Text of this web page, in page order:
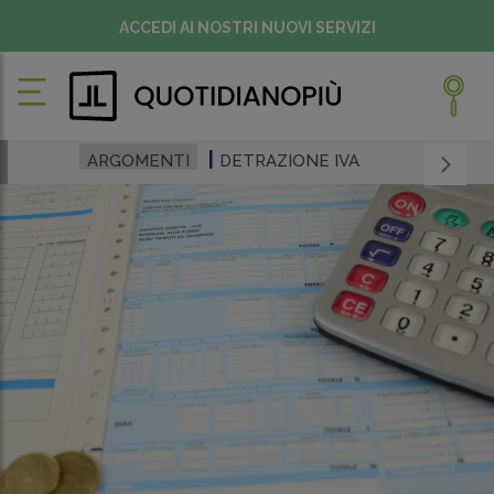
ACCEDI AI NOSTRI NUOVI SERVIZI
ARGOMENTI DETRAZIONE IVA